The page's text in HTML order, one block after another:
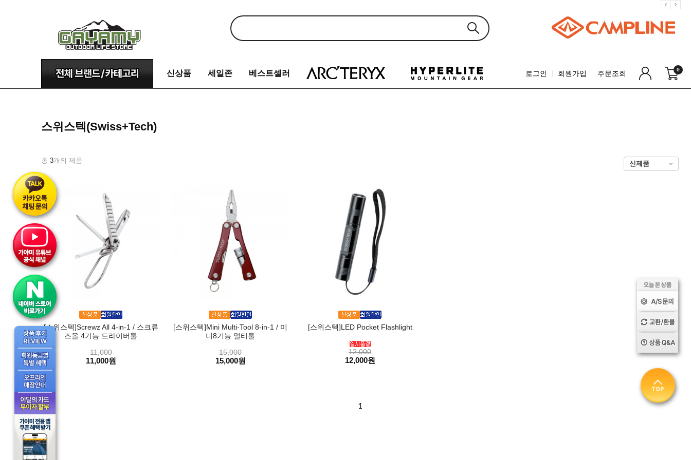
신상품 세일존 베스트셀러 로그인 회원가입 주문조회 0
스위스텍(Swiss+Tech)
총 3개의 제품
[스위스텍]Screwz All 4-in-1 / 스크류
즈올 4기능 드라이버툴
11,000
11,000원
[스위스텍]Mini Multi-Tool 8-in-1 / 미
니8기능 멀티툴
15,000
15,000원
[스위스텍]LED Pocket Flashlight
12,000
12,000원
1